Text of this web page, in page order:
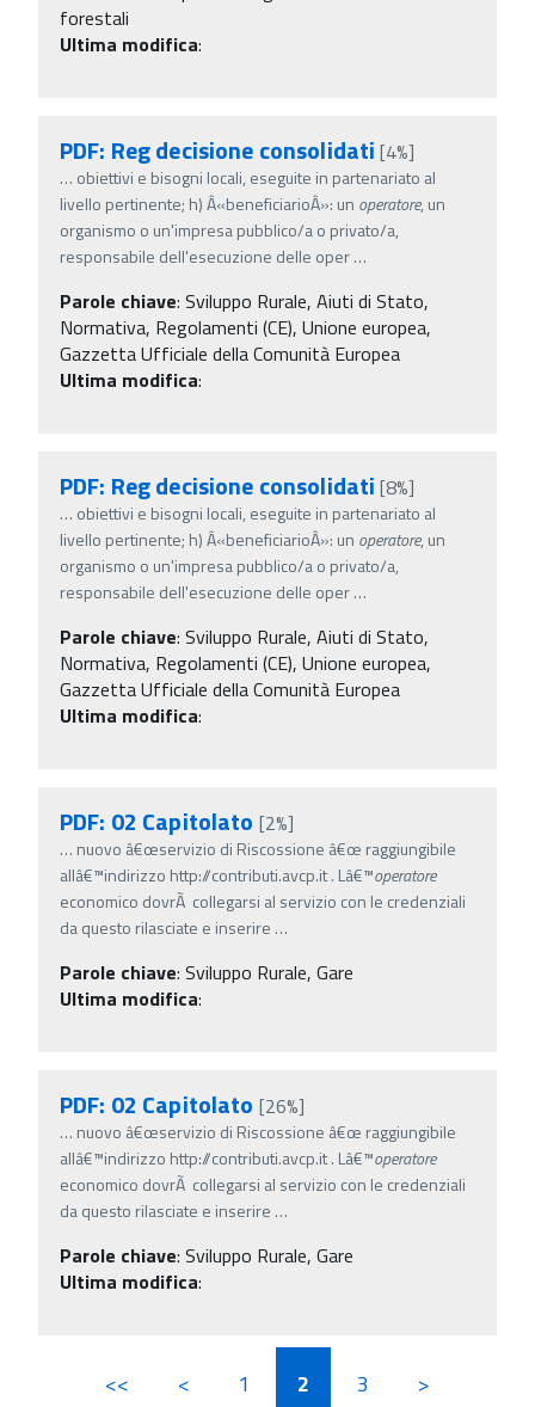
forestali
Ultima modifica:
PDF: Reg decisione consolidati [4%]
… obiettivi e bisogni locali, eseguite in partenariato al
livello pertinente; h) Â«beneficiarioÂ»: un operatore, un
organismo o un'impresa pubblico/a o privato/a,
responsabile dell'esecuzione delle oper…
Parole chiave: Sviluppo Rurale, Aiuti di Stato,
Normativa, Regolamenti (CE), Unione europea,
Gazzetta Ufficiale della Comunità Europea
Ultima modifica:
PDF: Reg decisione consolidati [8%]
… obiettivi e bisogni locali, eseguite in partenariato al
livello pertinente; h) Â«beneficiarioÂ»: un operatore, un
organismo o un'impresa pubblico/a o privato/a,
responsabile dell'esecuzione delle oper…
Parole chiave: Sviluppo Rurale, Aiuti di Stato,
Normativa, Regolamenti (CE), Unione europea,
Gazzetta Ufficiale della Comunità Europea
Ultima modifica:
PDF: 02 Capitolato [2%]
… nuovo â€œservizio di Riscossione â€œ raggiungibile
allâ€™indirizzo http://contributi.avcp.it . Lâ€™operatore
economico dovrÃ collegarsi al servizio con le credenziali
da questo rilasciate e inserire …
Parole chiave: Sviluppo Rurale, Gare
Ultima modifica:
PDF: 02 Capitolato [26%]
… nuovo â€œservizio di Riscossione â€œ raggiungibile
allâ€™indirizzo http://contributi.avcp.it . Lâ€™operatore
economico dovrÃ collegarsi al servizio con le credenziali
da questo rilasciate e inserire …
Parole chiave: Sviluppo Rurale, Gare
Ultima modifica:
<< < 1 2 3 >